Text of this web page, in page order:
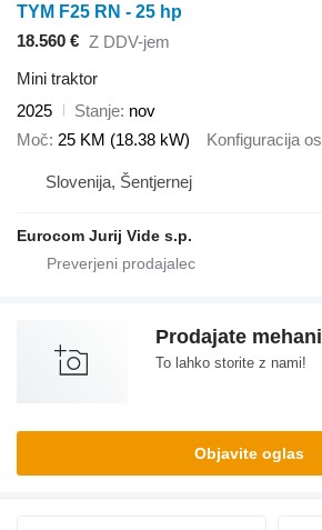
TYM F25 RN - 25 hp
18.560 € Z DDV-jem
Mini traktor
2025
Stanje nov
Moč 25 KM (18.38 kW) Konfiguracija
Slovenija, Šentjernej
Eurocom Jurij Vide s.p.
Prodajate
To lahko storite z nami!
Objavite oglas